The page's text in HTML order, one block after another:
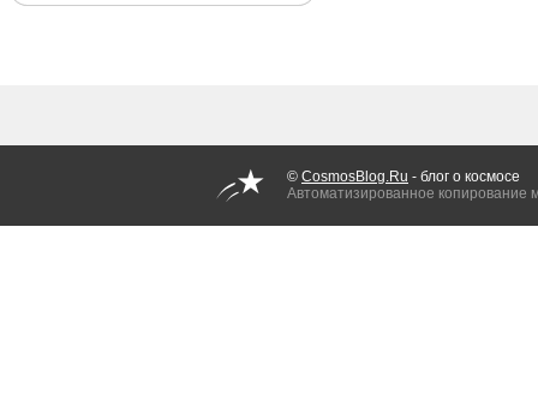
© CosmosBlog.Ru - блог о космосе
Автоматизированное копирование